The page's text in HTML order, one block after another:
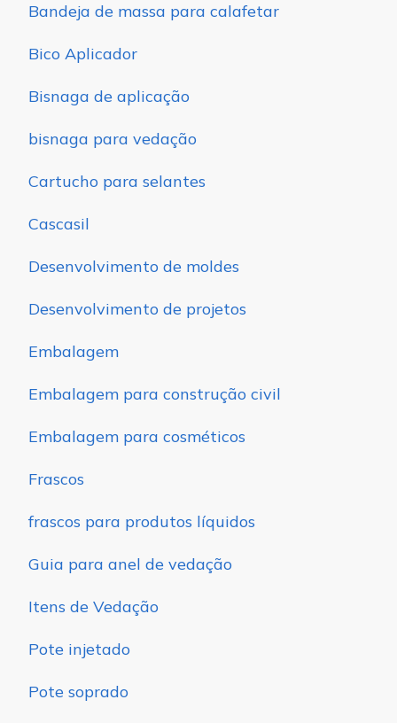
Bandeja de massa para calafetar
Bico Aplicador
Bisnaga de aplicação
bisnaga para vedação
Cartucho para selantes
Cascasil
Desenvolvimento de moldes
Desenvolvimento de projetos
Embalagem
Embalagem para construção civil
Embalagem para cosméticos
Frascos
frascos para produtos líquidos
Guia para anel de vedação
Itens de Vedação
Pote injetado
Pote soprado